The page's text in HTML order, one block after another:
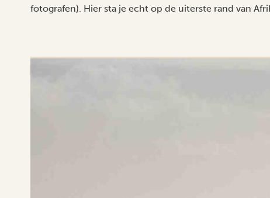
fotografen). Hier sta je echt op de uiterste rand van